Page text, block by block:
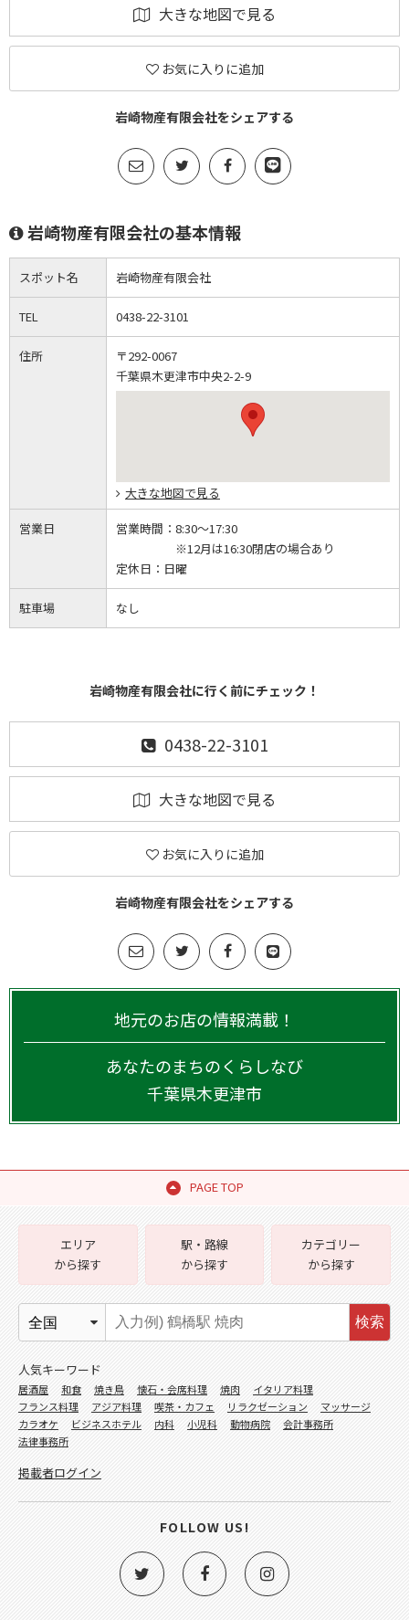
大きな地図で見る
お気に入りに追加
岩崎物産有限会社をシェアする
岩崎物産有限会社の基本情報
スポット名 岩崎物産有限会社
TEL 0438-22-3101
住所
〒292-0067
千葉県木更津市中央2-2-9
大きな地図で見る
営業日 営業時間： 8:30～17:30
※12月は16:30閉店の場合あり
定休日： 日曜
駐車場 なし
岩崎物産有限会社に行く前にチェック！
0438-22-3101
大きな地図で見る
お気に入りに追加
岩崎物産有限会社をシェアする
地元のお店の情報満載！
あなたのまちのくらしなび
千葉県木更津市
PAGE TOP
エリア
から探す
駅・路線
から探す
カテゴリー
から探す
検索
人気キーワード
居酒屋 和食 焼き鳥 懐石・会席料理 焼肉
イタリア料理
フランス料理
アジア料理 喫茶・カフェ リラクゼーション
マッサージ
カラオケ
ビジネスホテル 内科 小児科 動物病院
会計事務所
法律事務所
掲載者ログイン
FOLLOW US!